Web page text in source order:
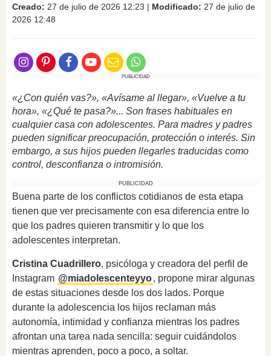
Creado: 27 de julio de 2026 12:23 | Modificado: 27 de julio de
2026 12:48
PUBLICIDAD
«¿Con quién vas?», «Avísame al llegar», «Vuelve a tu
hora», «¿Qué te pasa?»... Son frases habituales en
cualquier casa con adolescentes. Para madres y padres
pueden significar preocupación, protección o interés. Sin
embargo, a sus hijos pueden llegarles traducidas como
control, desconfianza o intromisión.
PUBLICIDAD
Buena parte de los conflictos cotidianos de esta etapa
tienen que ver precisamente con esa diferencia entre lo
que los padres quieren transmitir y lo que los
adolescentes interpretan.
Cristina Cuadrillero, psicóloga y creadora del perfil de
Instagram @miadolescenteyyo, propone mirar algunas
de estas situaciones desde los dos lados. Porque
durante la adolescencia los hijos reclaman más
autonomía, intimidad y confianza mientras los padres
afrontan una tarea nada sencilla: seguir cuidándolos
mientras aprenden, poco a poco, a soltar.